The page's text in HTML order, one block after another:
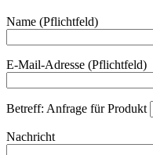
Name (Pflichtfeld)
E-Mail-Adresse (Pflichtfeld)
Betreff: Anfrage für Produkt
Nachricht